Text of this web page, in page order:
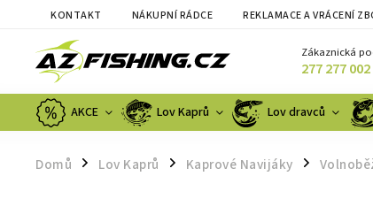
KONTAKT NÁKUPNÍ RÁDCE REKLAMACE A VRÁCENÍ
Zákaznická
277 277 002
AKCE Lov Kaprů Lov dravců
Domů / Lov Kaprů / Kaprové Navijáky /